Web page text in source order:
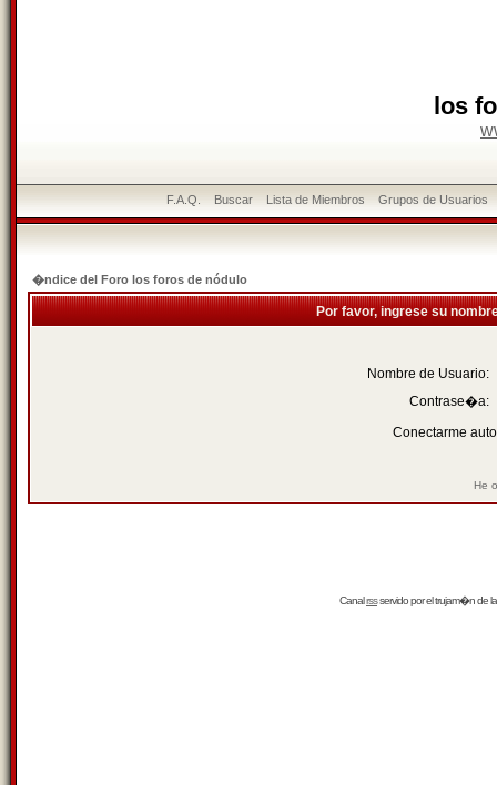
los
F.A.Q. Buscar Lista de Miembros Grupos de Usuarios
�ndice del Foro los foros de nódulo
Por favor, ingrese su
Nombre de Usuario:
Contrase�a:
Conectarme
He
Canalrssservido por eltrujam�nde